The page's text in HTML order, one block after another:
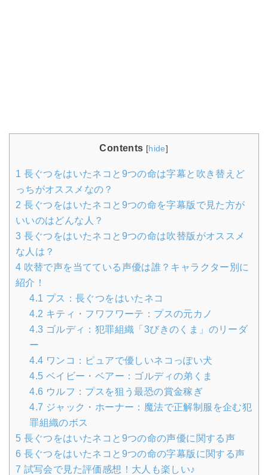
Contents [hide]
1 長ぐつをはいたネコと9つの命は字幕と吹き替えど
っちがオススメなの？
2 長ぐつをはいたネコと9つの命を字幕版で見た方が
いいのはどんな人？
3 長ぐつをはいたネコと9つの命は吹替版がオススメ
な人は？
4 吹替で声を当てている声優は誰？キャラクター別に
紹介！
4.1 プス：長ぐつをはいたネコ
4.2 キティ・フワフワーテ：プスの元カノ
4.3 ゴルディ：犯罪組織「3びきのくま」のリーダ
ー
4.4 ワンコ：ピュアで優しいネコっぽい犬
4.5 ベイビー・ベアー：ゴルディの弟くま
4.6 ウルフ：プスを狙う最恐の賞金稼ぎ
4.7 ジャック・ホーナー：魔法で正解制服を企む犯
罪組織のボス
5 長ぐつをはいたネコと9つの命の声優に関する声
6 長ぐつをはいたネコと9つの命の字幕版に関する声
7 試写会で見た評価感想！大人も楽しい♪